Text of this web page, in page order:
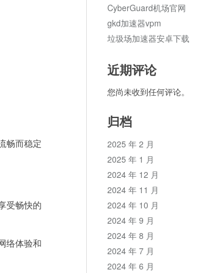
畅而稳定
受畅快的
络体验和
CyberGuard机场官网
gkd加速器vpm
垃圾场加速器安卓下载
近期评论
您尚未收到任何评论。
归档
2025 年 2 月
2025 年 1 月
2024 年 12 月
2024 年 11 月
2024 年 10 月
2024 年 9 月
2024 年 8 月
2024 年 7 月
2024 年 6 月